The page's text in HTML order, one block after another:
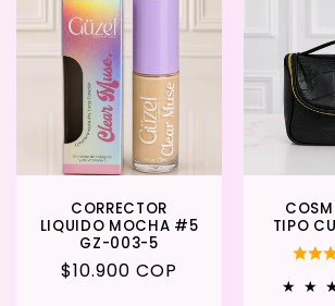
CORRECTOR
LIQUIDO MOCHA #5
GZ-003-5
Precio
$10.900 COP
TIPO